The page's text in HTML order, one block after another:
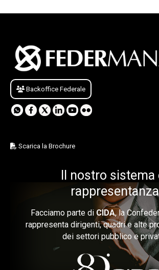
Backoffice Federale
Scarica la Brochure
Il nostro sistema
rappresentanza
Facciamo parte di CIDA, la
rappresenta dirigenti, quadri e alte
dei settori pubblico e